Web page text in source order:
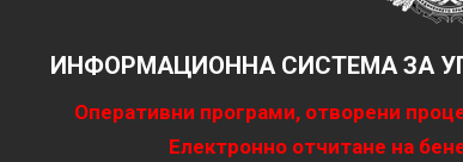
ИНФОРМАЦИОННА СИСТЕМА ЗА
Оперативни програми, отворени
Електронно отчитане на